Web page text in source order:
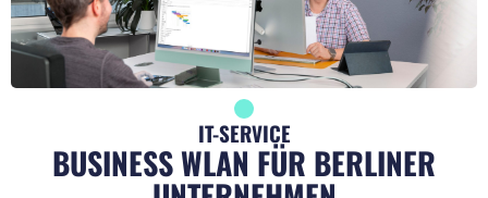
IT-SERVICE
BUSINESS WLAN FÜR BERLINER